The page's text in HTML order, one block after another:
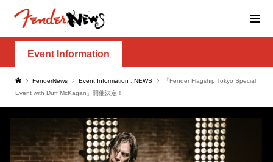
Event Information
FenderNews Event Information NEWS
「Fender Flagship Tokyo Special
Event with Duff McKagan」開催決定！